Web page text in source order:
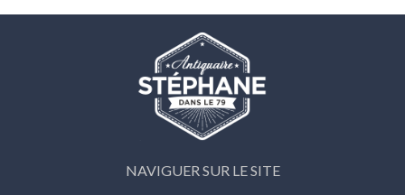
NAVIGUER SUR LE SITE